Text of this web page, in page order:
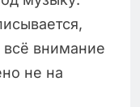
всё внимание
не на